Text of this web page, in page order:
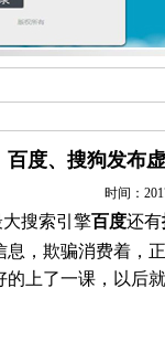
百度、搜狗发布
时间：
搜索引擎百度还有
息 ，欺骗消费着，
上了一课，以后